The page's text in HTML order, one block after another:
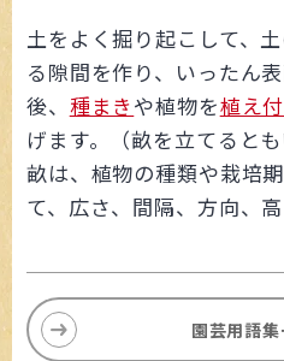
土をよく掘り起こして、
る隙間を作り、いったん
後、 種まきや植物を植え
げます。（畝を立てるとも
畝は、植物の種類や栽培
て、広さ、間隔、方向、高
園芸用語